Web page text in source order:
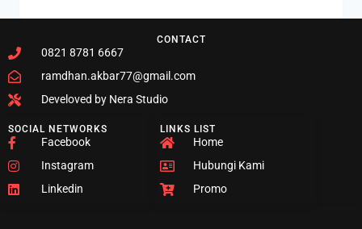
CONTACT
0821 8781 6667
ramdhan.akbar77@gmail.com
Develoved by Nera Studio
SOCIAL NETWORKS
Facebook
Instagram
Linkedin
LINKS LIST
Home
Hubungi Kami
Promo